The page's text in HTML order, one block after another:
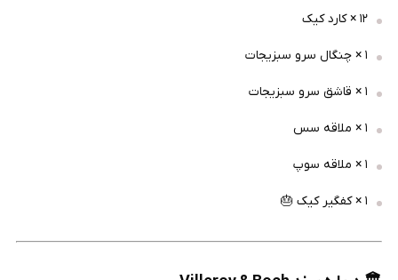
۱۲ × کارد کیک
۱ × چنگال سرو سبزیجات
۱ × قاشق سرو سبزیجات
۱ × ملاقه سس
۱ × ملاقه سوپ
۱ × کفگیر کیک 🎂